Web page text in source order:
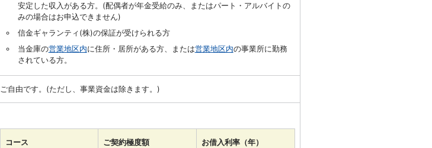
安定した収入がある方。(配偶者が年金受給のみ、またはパート・アルバイトの
みの場合はお申込できません)
信金ギャランティ(株)の保証が受けられる方
当金庫の営業地区内に住所・居所がある方、または営業地区内の事業所に勤務
されている方。
ご自由です。(ただし、事業資金は除きます。)
コース ご契約極度額 お借入利率（年）